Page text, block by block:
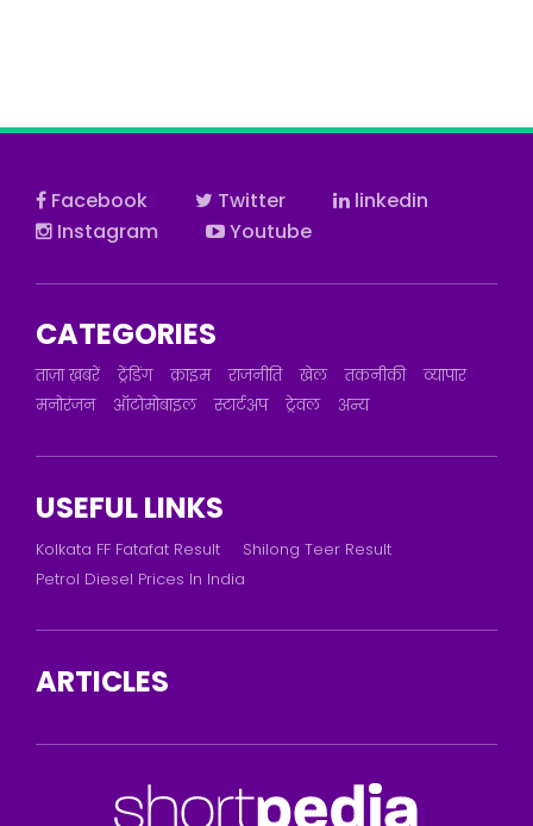
Facebook Twitter
linkedin
Instagram
Youtube
CATEGORIES
ताज़ा ख़बरें ट्रेंडिंग क्राइम राजनीति खेल तकनीकी
व्यापार
मनोरंजन
ऑटोमोबाइल स्टार्टअप ट्रेवल अन्य
USEFUL LINKS
Kolkata FF Fatafat Result
Shilong Teer Result
Petrol Diesel Prices In India
ARTICLES